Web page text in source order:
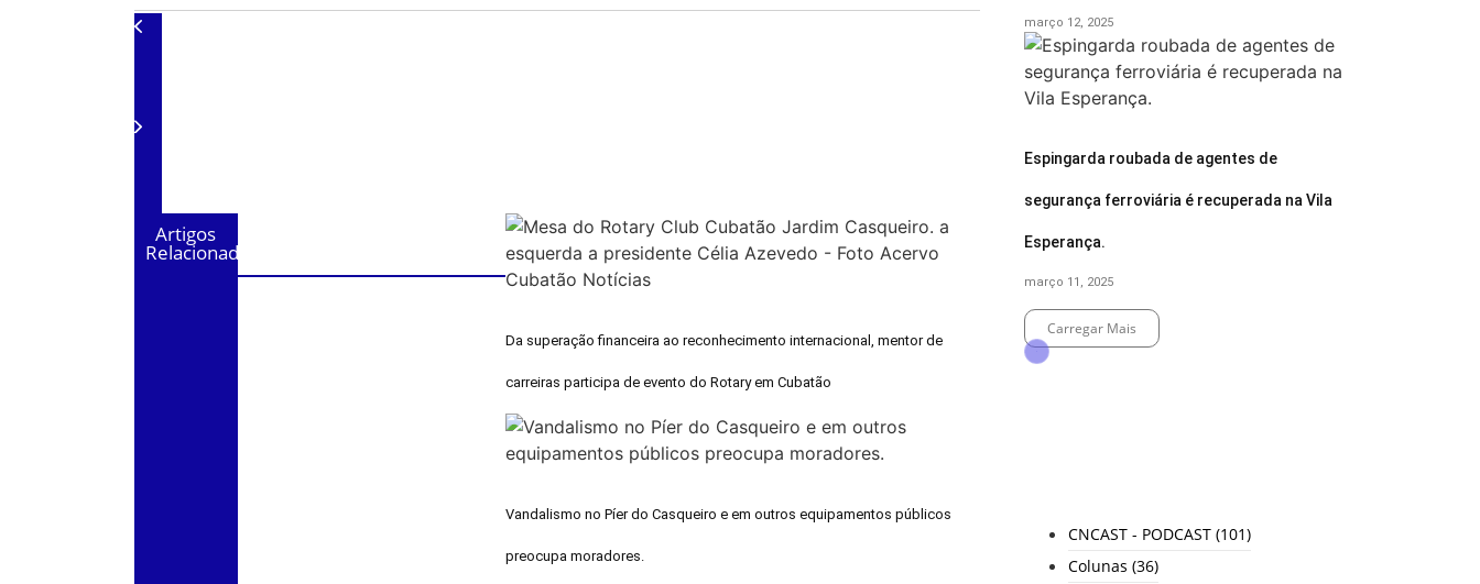
Artigos
Relacionados
Da superação financeira ao reconhecimento internacional, mentor de
carreiras participa de evento do Rotary em Cubatão
Vandalismo no Píer do Casqueiro e em outros equipamentos públicos
preocupa moradores.
março 12, 2025
Espingarda roubada de agentes de
segurança ferroviária é recuperada na Vila
Esperança.
março 11, 2025
Carregar Mais
CNCAST - PODCAST (101)
Colunas (36)